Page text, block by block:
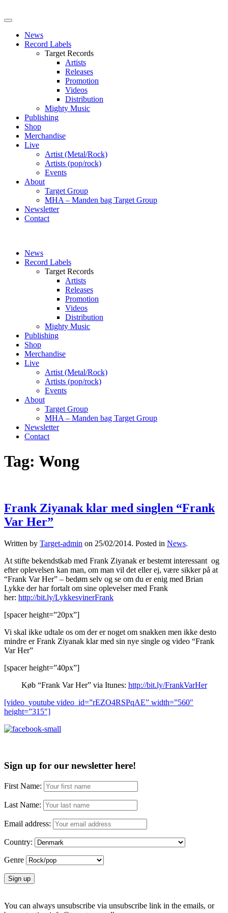
News
Record Labels
Target Records
Artists
Releases
Promotion
Videos
Distribution
Mighty Music
Publishing
Shop
Merchandise
Live
Artist (Metal/Rock)
Artists (pop/rock)
Events
About
Target Group
MHA – Manden bag Target Group
Newsletter
Contact
News
Record Labels
Target Records
Artists
Releases
Promotion
Videos
Distribution
Mighty Music
Publishing
Shop
Merchandise
Live
Artist (Metal/Rock)
Artists (pop/rock)
Events
About
Target Group
MHA – Manden bag Target Group
Newsletter
Contact
Tag: Wong
Frank Ziyanak klar med singlen “Frank
Var Her”
Written by Target-admin on 25/02/2014. Posted in News.
At stifte bekendstkab med Frank Ziyanak er bestemt interessant og
efter oplevelsen kan man, om man vil det eller ej, være sikker på at
“Frank Var Her” – bedøm selv og se om du er enig med Brian
Lykke der har fortalt om sine oplevelser med Frank
her: http://bit.ly/LykkesvinerFrank
[spacer height=”20px”]
Vi skal ikke udtale os om der er noget om snakken men ikke desto
mindre er Frank Ziyanak klar med sin nye single og video “Frank
Var Her”
[spacer height=”40px”]
Køb “Frank Var Her” via Itunes: http://bit.ly/FrankVarHer
[video_youtube video_id=”rEZO4RSPqAE” width=”560″
height=”315″]
Sign up for our newsletter here!
First Name:
Last Name:
Email address:
Country:
Genre
You can always unsubscribe via unsubscribe link in the emails, or